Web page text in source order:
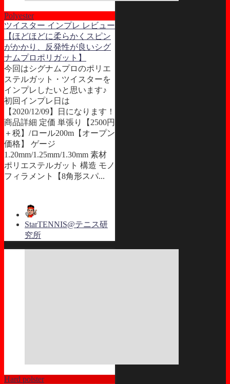
Polyester
ツイスター インプレ レビュー
【ほどほどに柔らかくスピン
がかかり、反発性が良いシグ
ナムプロポリガット】
今回はシグナムプロのポリエ
ステルガット・ツイスターを
インプレしたいと思います♪
初回インプレ日は
【2020/12/09】日になります！
商品詳細 定価 単張り【2500円
＋税】/ロール200m【オープン
価格】 ゲージ
1.20mm/1.25mm/1.30mm 素材
ポリエステルガット 構造 モノ
フィラメント【8角形スパ...
StarTENNIS@テニス研
究所
Hard polster